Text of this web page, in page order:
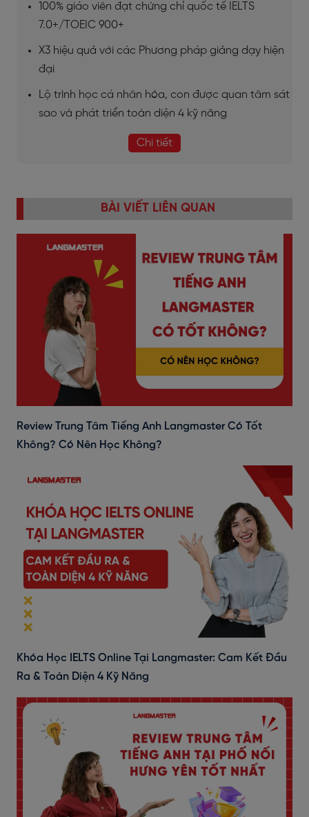
100% giáo viên đạt chứng chỉ quốc tế IELTS
7.0+/TOEIC 900+
X3 hiệu quả với các Phương pháp giảng dạy hiện
đại
Lộ trình học cá nhân hóa, con được quan tâm sát
sao và phát triển toàn diện 4 kỹ năng
Chi tiết
BÀI VIẾT LIÊN QUAN
Review Trung Tâm Tiếng Anh Langmaster Có Tốt
Không? Có Nên Học Không?
Khóa Học IELTS Online Tại Langmaster: Cam Kết Đầu
Ra & Toàn Diện 4 Kỹ Năng